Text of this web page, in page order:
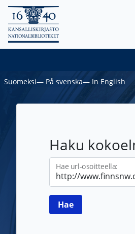
Suomeksi― På svenska― In English
Haku
Hae url-osoitteella: